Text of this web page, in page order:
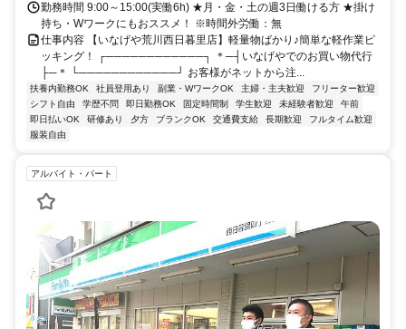
勤務時間 9:00～15:00(実働6h) ★月・金・土の週3日働ける方 ★掛け
持ち・Wワークにもおススメ！ ※時間外労働：無
仕事内容 【いなげや荒川西日暮里店】軽量物ばかり♪簡単な軽作業ピ
ッキング！ ┌────────────┐ ＊─┤いなげやでのお買い物代行
├─＊ └────────────┘ お客様がネットから注...
扶養内勤務OK 社員登用あり 副業・WワークOK 主婦・主夫歓迎
フリーター歓迎
シフト自由
学歴不問 即日勤務OK 固定時間制 学生歓迎 未経験者歓迎
午前
即日払いOK
研修あり 夕方 ブランクOK 交通費支給 長期歓迎
フルタイム歓迎
服装自由
アルバイト・パート